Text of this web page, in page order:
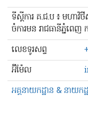
ទីស្ដីការ គ.ជ.ប ៖ មហាវិ
ចំការមន រាជធានីភ្នំពេញ
លេខ​ទូរសព្ទ
អ៊ីម៉ែល
អគ្គនាយកដ្ឋាន & នាយកដ្